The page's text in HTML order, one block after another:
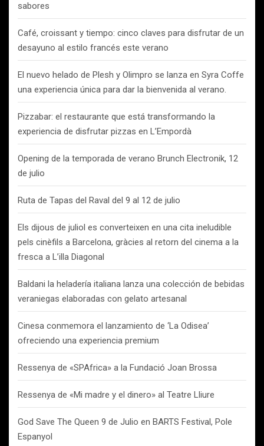
sabores
Café, croissant y tiempo: cinco claves para disfrutar de un
desayuno al estilo francés este verano
El nuevo helado de Plesh y Olimpro se lanza en Syra Coffe
una experiencia única para dar la bienvenida al verano.
Pizzabar: el restaurante que está transformando la
experiencia de disfrutar pizzas en L’Empordà
Opening de la temporada de verano Brunch Electronik, 12
de julio
Ruta de Tapas del Raval del 9 al 12 de julio
Els dijous de juliol es converteixen en una cita ineludible
pels cinèfils a Barcelona, gràcies al retorn del cinema a la
fresca a L’illa Diagonal
Baldani la heladería italiana lanza una colección de bebidas
veraniegas elaboradas con gelato artesanal
Cinesa conmemora el lanzamiento de ‘La Odisea’
ofreciendo una experiencia premium
Ressenya de «SPAfrica» a la Fundació Joan Brossa
Ressenya de «Mi madre y el dinero» al Teatre Lliure
God Save The Queen 9 de Julio en BARTS Festival, Pole
Espanyol